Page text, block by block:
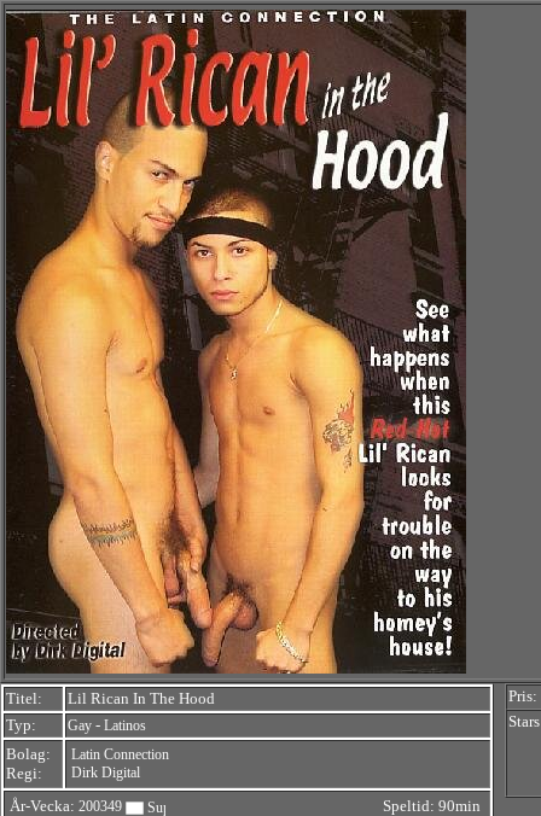
Titel:
Lil Rican In The Hood
Typ:
Gay - Latinos
Bolag:
Regi:
Latin Connection
Dirk Digital
År-Vecka: 200349 Speltid: 90min